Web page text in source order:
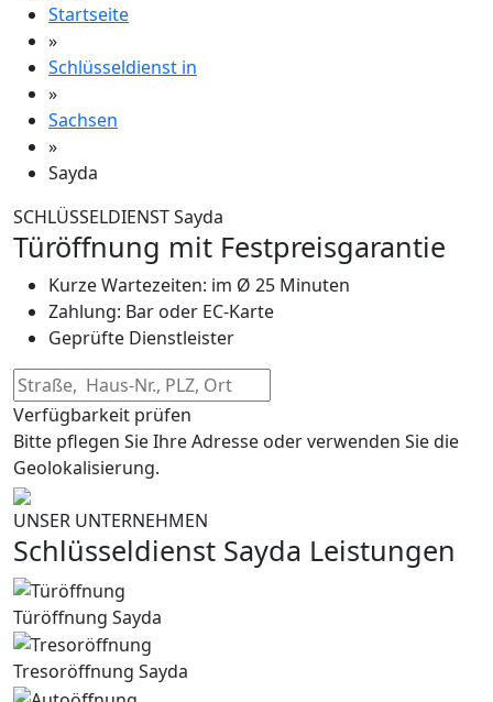
Startseite
»
Schlüsseldienst in
»
Sachsen
»
Sayda
SCHLÜSSELDIENST Sayda
Türöffnung mit Festpreisgarantie
Kurze Wartezeiten: im Ø 25 Minuten
Zahlung: Bar oder EC-Karte
Geprüfte Dienstleister
Verfügbarkeit prüfen
Bitte pflegen Sie Ihre Adresse oder verwenden Sie die
Geolokalisierung.
UNSER UNTERNEHMEN
Schlüsseldienst Sayda Leistungen
Türöffnung Sayda
Tresoröffnung Sayda